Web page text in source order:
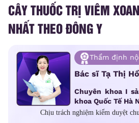
CÂY THUỐC TRỊ VIÊM
NHẤT THEO ĐÔNG Y
Thẩm định
Bác sĩ Tạ Thị
Chuyên khoa I
khoa Quốc Tế Hà
Chịu trách nghiệm kiểm duyệt